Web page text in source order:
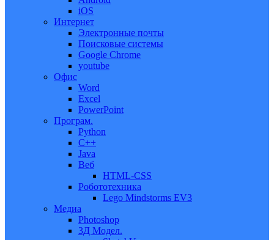
iOS
Интернет
Электронные почты
Поисковые системы
Google Chrome
youtube
Офис
Word
Excel
PowerPoint
Програм.
Python
C++
Java
Веб
HTML-CSS
Робототехника
Lego Mindstorms EV3
Медиа
Photoshop
3Д Модел.